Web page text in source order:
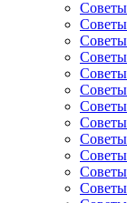
Советы
Советы
Советы
Советы